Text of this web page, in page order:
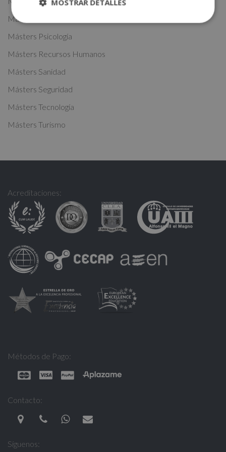
v
e
:
Másters Oficios
Másters Psicología
Másters Recursos Humanos
Másters Sanidad
Másters Seguridad
Másters Tecnología
Másters Turismo
Acreditaciones:
Métodos de Pago:
Contacto:
Síguenos:
MOSTRAR DETALLES